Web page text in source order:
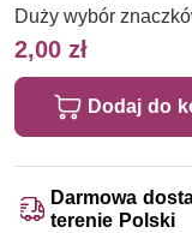
Duży wybór
2,00 zł
Dodaj do
Darmowa
terenie Polski